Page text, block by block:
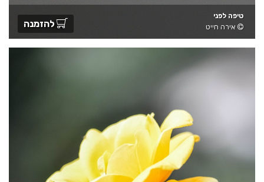
טיפה לפני
אירה חייט
להזמנה